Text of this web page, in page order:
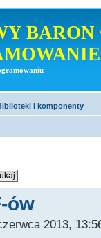
BARON
i komponenty
ów
2013,